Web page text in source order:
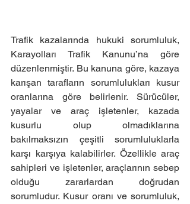
Trafik kazalarında hukuki sorumluluk,
Karayolları Trafik Kanunu’na göre
düzenlenmiştir. Bu kanuna göre, kazaya
karışan tarafların sorumlulukları kusur
oranlarına göre belirlenir. Sürücüler,
yayalar ve araç işletenler, kazada
kusurlu olup olmadıklarına
bakılmaksızın çeşitli sorumluluklarla
karşı karşıya kalabilirler. Özellikle araç
sahipleri ve işletenler, araçlarının sebep
olduğu zararlardan doğrudan
sorumludur. Kusur oranı ve sorumluluk,